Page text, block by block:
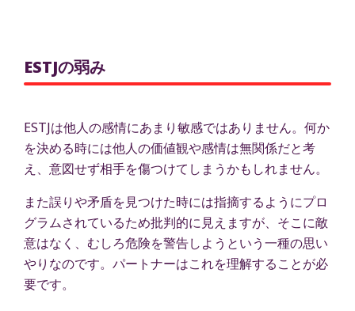
ESTJの弱み
ESTJは他人の感情にあまり敏感ではありません。何か
を決める時には他人の価値観や感情は無関係だと考
え、意図せず相手を傷つけてしまうかもしれません。
また誤りや矛盾を見つけた時には指摘するようにプロ
グラムされているため批判的に見えますが、そこに敵
意はなく、むしろ危険を警告しようという一種の思い
やりなのです。パートナーはこれを理解することが必
要です。